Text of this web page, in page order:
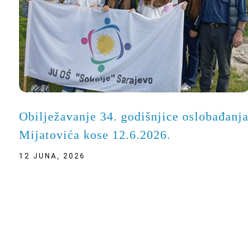
Obilježavanje 34. godišnjice oslobađanja
Mijatovića kose 12.6.2026.
12 JUNA, 2026